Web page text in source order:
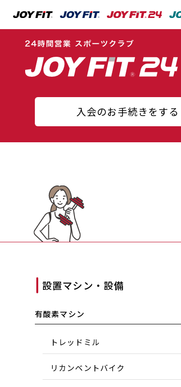
入会のお手続きをする
設置マシン・設備
有酸素マシン
トレッドミル
リカンベントバイク